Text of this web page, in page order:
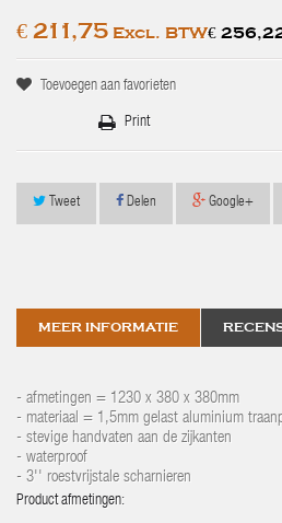
€ 211,75 Excl. BTW€
Toevoegen aan favorieten
Print
Tweet Delen Google+
MEER INFORMATIE
- afmetingen = 1230 x 380 x 380mm
- materiaal = 1,5mm gelast aluminium
- stevige handvaten aan de zijkanten
- waterproof
- 3'' roestvrijstale scharnieren
Product afmetingen: